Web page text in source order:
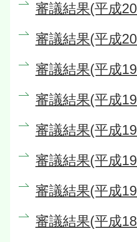
審議結果(平成
審議結果(平成
審議結果(平成
審議結果(平成
審議結果(平成
審議結果(平成
審議結果(平成
審議結果(平成